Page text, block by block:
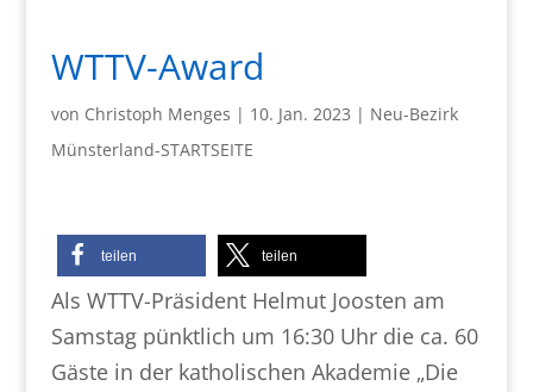
WTTV-Award
von Christoph Menges | 10. Jan. 2023 | Neu-Bezirk
Münsterland-STARTSEITE
teilen teilen
Als WTTV-Präsident Helmut Joosten am
Samstag pünktlich um 16:30 Uhr die ca. 60
Gäste in der katholischen Akademie „Die